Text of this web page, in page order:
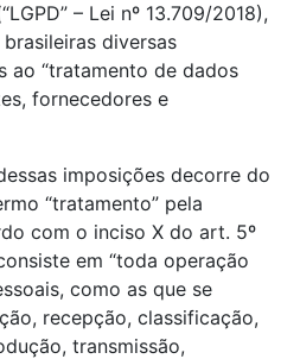
– Lei nº 13.709/2018),
diversas
ao “tratamento de dados
fornecedores e
imposições decorre do
“tratamento” pela
com o inciso X do art. 5º
em “toda operação
como as que se
recepção, classificação,
transmissão,